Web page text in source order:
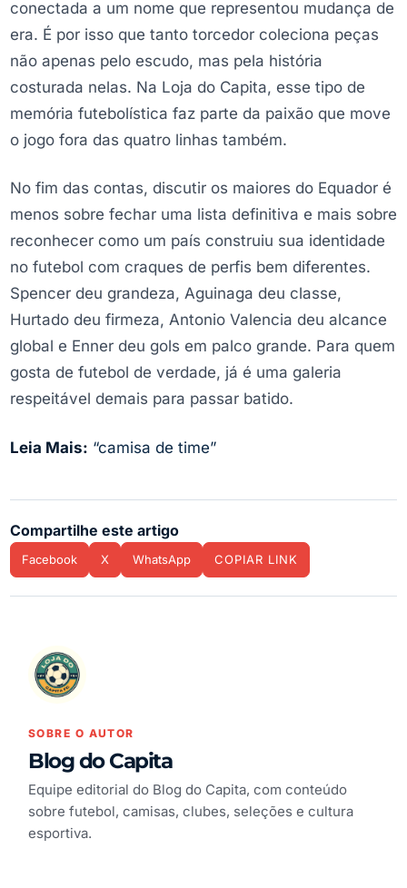
conectada a um nome que representou mudança de
era. É por isso que tanto torcedor coleciona peças
não apenas pelo escudo, mas pela história
costurada nelas. Na Loja do Capita, esse tipo de
memória futebolística faz parte da paixão que move
o jogo fora das quatro linhas também.
No fim das contas, discutir os maiores do Equador é
menos sobre fechar uma lista definitiva e mais sobre
reconhecer como um país construiu sua identidade
no futebol com craques de perfis bem diferentes.
Spencer deu grandeza, Aguinaga deu classe,
Hurtado deu firmeza, Antonio Valencia deu alcance
global e Enner deu gols em palco grande. Para quem
gosta de futebol de verdade, já é uma galeria
respeitável demais para passar batido.
Leia Mais: “camisa de time”
Compartilhe este artigo
Facebook X WhatsApp COPIAR LINK
SOBRE O AUTOR
Blog do Capita
Equipe editorial do Blog do Capita, com conteúdo
sobre futebol, camisas, clubes, seleções e cultura
esportiva.